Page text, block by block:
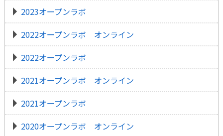
2023オープンラボ
2022オープンラボ オンライン
2022オープンラボ
2021オープンラボ オンライン
2021オープンラボ
2020オープンラボ オンライン